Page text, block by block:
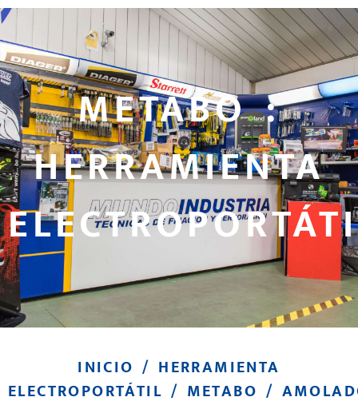
METABO :
HERRAMIENTA
INICIO / HERRAMIENTA
ELECTROPORTÁTIL / METABO /